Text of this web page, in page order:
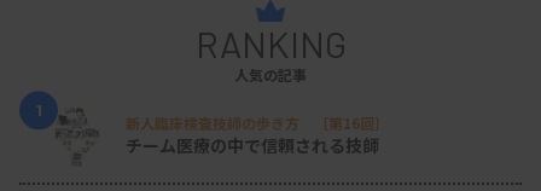
RANKING
人気の記事
1
新人臨床検査技師の歩き方 ［第16回］
チーム医療の中で信頼される技師